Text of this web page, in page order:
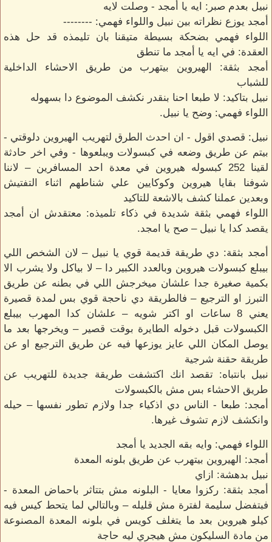
نبيل بعدم صبر: ايه يا أمجد - وصلت لايه
أمجد يوزع نظراته بين نبيل واللواء فهمي: --------
اللواء فهمي بضحكة بسيطة متيقنا بان تليمذه قد حل هذه
العقدة: في ايه يا أمجد ما تنطق
أمجد بثقة: الهيروين بيتهرب من طريق الاحشاء الداخلية
للشباب
نبيل بتاكيد: لا طبعا احنا بنقدر نكشف الموضوع دا بسهوله
اللواء فهمي: وضح يا نبيل.
نبيل: قصدي اقول - ان احدث الطرق لتهريب الهيروين دلوقتي -
بيتم عن طريق وضعه في كبسولات ويبلعوها - وفي اخر حادثة
لقينا 252 كبسوله هيروين في معدة احد المسافرين – لاننا
شوفنا بقايا هيروين وكوكايين علي شناطهم اثناء التفتيش
وبعدين عملنا كشف بالاشعة للتاكيد
اللواء فهمي بثقة شديدة في ذكاء تلميذه: معتقدش ان أمجد
يقصد كدا يا نبيل – صح يا امجد.
أمجد بثقة: دي طريقة قديمة قوي يا نبيل – لان الشخص اللي
بيبلع كبسولات هيروين وبالعدد الكبير دا – لا بياكل ولا يشرب الا
بكمية صغيرة جدا علشان ميخرجش اللي في بطنه عن طريق
التبرز او الترجيع – فالطريقة دي ناحجة قوي بس لمدة قصيرة
يعني 8 ساعات او اكتر شويه – علشان كدا المهرب بيبلع
الكبسولات قبل دخوله الطايرة بوقت قصير – ويخرجها بعد ما
يوصل المكان اللي عايز يوزعها فيه عن طريق الترجيع او عن
طريقة حقنة شرجية
نبيل بانتباه: تقصد انك اكتشفت طريقة جديدة للتهريب عن
طريق الاحشاء بس مش بالكبسولات
أمجد: طبعا - الناس دي اذكياء جدا ولازم تطور نفسها – حيله
وانكشف لازم تشوف غيرها.
اللواء فهمي: وايه بقه الجديد يا أمجد
أمجد: الهيروين بيتهرب عن طريق بلونه المعدة
نبيل بدهشة: ازاي
أمجد بثقة: ركزوا معايا - البلونه مش بتتاثر باحماض المعدة -
فبتفضل سليمة لفترة مش قليله – وبالتالي لما يتحط كيس فيه
كيلو هيروين بعد ما يتغلف كويس في بلونه المعدة المصنوعة
من مادة السليكون مش هيجري ليه حاجة